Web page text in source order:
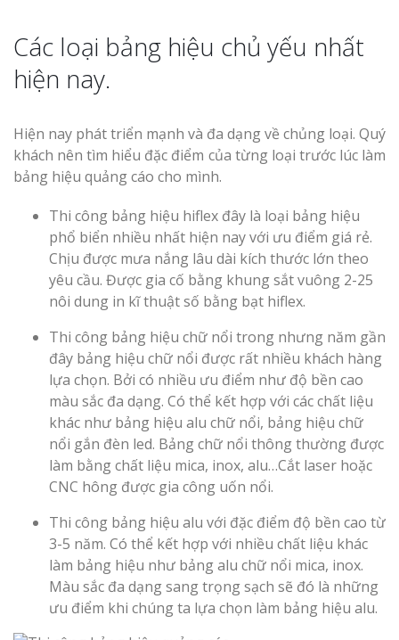
Các loại bảng hiệu chủ yếu nhất
hiện nay.
Hiện nay phát triển mạnh và đa dạng về chủng loại. Quý
khách nên tìm hiểu đặc điểm của từng loại trước lúc làm
bảng hiệu quảng cáo cho mình.
Thi công bảng hiệu hiflex đây là loại bảng hiệu
phổ biển nhiều nhất hiện nay với ưu điểm giá rẻ.
Chịu được mưa nắng lâu dài kích thước lớn theo
yêu cầu. Được gia cố bằng khung sắt vuông 2-25
nôi dung in kĩ thuật số bằng bạt hiflex.
Thi công bảng hiệu chữ nổi trong nhưng năm gần
đây bảng hiệu chữ nổi được rất nhiều khách hàng
lựa chọn. Bởi có nhiều ưu điểm như độ bền cao
màu sắc đa dạng. Có thể kết hợp với các chất liệu
khác như bảng hiệu alu chữ nổi, bảng hiệu chữ
nổi gắn đèn led. Bảng chữ nổi thông thường được
làm bằng chất liệu mica, inox, alu…Cắt laser hoặc
CNC hông được gia công uốn nổi.
Thi công bảng hiệu alu với đặc điểm độ bền cao từ
3-5 năm. Có thể kết hợp với nhiều chất liệu khác
làm bảng hiệu như bảng alu chữ nổi mica, inox.
Màu sắc đa dạng sang trọng sạch sẽ đó là những
ưu điểm khi chúng ta lựa chọn làm bảng hiệu alu.
Làm Hộp
Biển Led
Ma Trận
Thi Công
Nghiệp
Làm Biển
Mica Tại Vinh Lấy
tại Vinh Nghệ An
Làm Biển
Nam Đàn Uy Tín Giá